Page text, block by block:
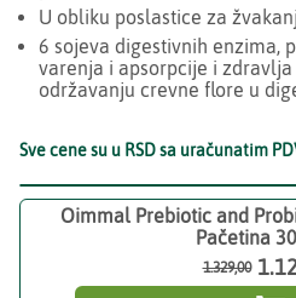
U obliku poslastice za
6 sojeva digestivnih enzima,
varenja i apsorpcije i
održavanju crevne flore u
Sve cene su u RSD sa uračunatim
Oimmal Prebiotic and
Pačetina
1.329,00